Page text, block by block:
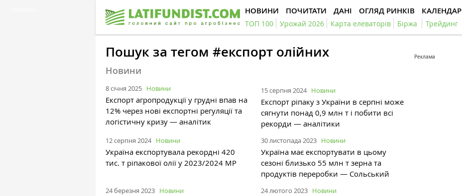
НОВИНИ ПОЧИТАТИ ДАНІ ОГЛЯД РИНКІВ КАЛЕНДАР
ТОП 100 Урожай 2026 Карта елеваторів Біржа Трейдинг
Пошук за тегом #експорт олійних
Новини
8 січня 2025 Новини
Експорт агропродукції у грудні впав на
12% через нові експортні регуляції та
логістичну кризу — аналітик
15 серпня 2024 Новини
Експорт ріпаку з України в серпні може
сягнути понад 0,9 млн т і побити всі
рекорди — аналітики
12 серпня 2024 Новини
Україна експортувала рекордні 420
тис. т ріпакової олії у 2023/2024 МР
30 листопада 2023 Новини
Україна має експортувати в цьому
сезоні близько 55 млн т зерна та
продуктів переробки — Сольський
24 березня 2023 Новини 24 лютого 2023 Новини
Реклама